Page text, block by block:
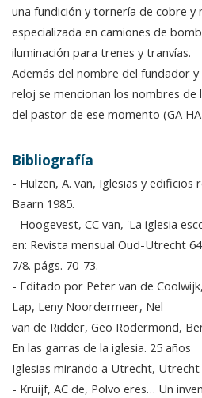
una fundición y tornería de cobre y
especializada en camiones de
iluminación para trenes y tranvías.
Además del nombre del fundador y
reloj se mencionan los nombres de
del pastor de ese momento (GA
Bibliografía
- Hulzen, A. van, Iglesias y
Baarn 1985.
- Hoogevest, CC van, 'La iglesia
en: Revista mensual Oud-Utrecht
7/8. págs. 70-73.
- Editado por Peter van de
Lap, Leny Noordermeer, Nel
van de Ridder, Geo Rodermond,
En las garras de la iglesia. 25 años
Iglesias mirando a Utrecht, Utrecht
- Kruijf, AC de, Polvo eres… Un